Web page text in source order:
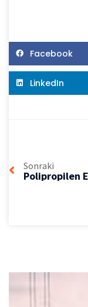
Facebook
LinkedIn
Sonraki